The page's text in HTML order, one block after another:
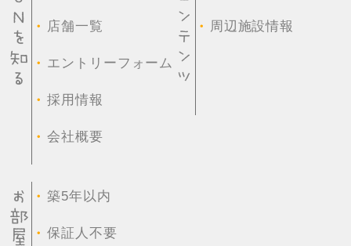
・ 店舗一覧
・ エントリーフォーム
・採用情報
・会社概要
・ 周辺施設情報
・築5年以内
・保証人不要